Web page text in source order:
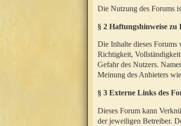
Die Nutzung des Forums
§ 2 Haftungshinweise zu
Die Inhalte dieses
Richtigkeit,
Gefahr des Nutzers.
Meinung des Anbieters
§ 3 Externe Links des
Dieses Forum kann
der jeweiligen Betreiber.